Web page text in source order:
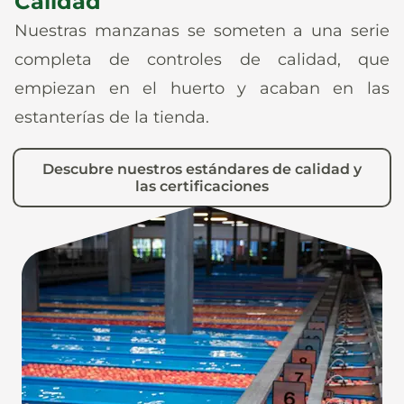
encontrar más información en el sitio web
www.agrios.it
Nuestras manzanas se someten a una serie
completa de controles de calidad, que
empiezan en el huerto y acaban en las
estanterías de la tienda.
Descubre nuestros estándares de calidad y
las certificaciones